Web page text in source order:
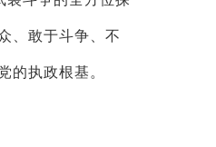
、敢于斗争、不
的执政根基。